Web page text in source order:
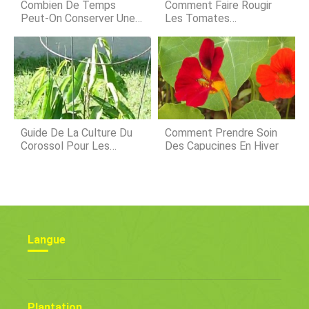
Grower
Combien De Temps
Peut-On Conserver Une
Stockage Après Récolte
Comment Faire Rougir
Les Tomates
Mûrir Sur La Vigne
Guide De La Culture Du
Corossol Pour Les
Comment Prendre Soin
Des Capucines En Hiver
Langue